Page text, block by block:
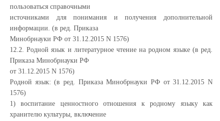
пользоваться справочными
источниками для понимания и получения дополнительной
информации. (в ред. Приказа
Минобрнауки РФ от 31.12.2015 N 1576)
12.2. Родной язык и литературное чтение на родном языке (в ред.
Приказа Минобрнауки РФ
от 31.12.2015 N 1576)
Родной язык: (в ред. Приказа Минобрнауки РФ от 31.12.2015 N
1576)
1) воспитание ценностного отношения к родному языку как
хранителю культуры, включение